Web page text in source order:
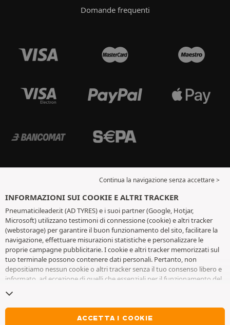
Domande frequenti
Continua la navigazione senza accettare >
INFORMAZIONI SUI COOKIE E ALTRI TRACKER
Pneumaticileader.it (AD TYRES) e i suoi partner (Google, Hotjar,
Microsoft) utilizzano testimoni di connessione (cookie) e altri tracker
(webstorage) per garantire il buon funzionamento del sito, facilitare la
navigazione, effettuare misurazioni statistiche e personalizzare le
proprie campagne pubblicitarie. I cookie e altri tracker memorizzati sul
tuo terminale possono contenere dati personali. Pertanto, non
depositiamo nessun cookie o altri tracker senza il tuo consenso libero e
informato, ad eccezione di quelli che essenziali per il funzionamento del
in qualsiasi momento andando alla
scegliere di continuare a navigare senza accettare il deposito di cookie o
altri tracker. Il rifiuto non impedisce l'accesso ai servizi AD TYRES. Per
ACCETTA I COOKIE